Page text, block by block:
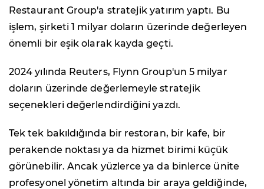
Restaurant Group'a stratejik yatırım yaptı. Bu
işlem, şirketi 1 milyar doların üzerinde değerleyen
önemli bir eşik olarak kayda geçti.
2024 yılında Reuters, Flynn Group'un 5 milyar
doların üzerinde değerlemeyle stratejik
seçenekleri değerlendirdiğini yazdı.
Tek tek bakıldığında bir restoran, bir kafe, bir
perakende noktası ya da hizmet birimi küçük
görünebilir. Ancak yüzlerce ya da binlerce ünite
profesyonel yönetim altında bir araya geldiğinde,